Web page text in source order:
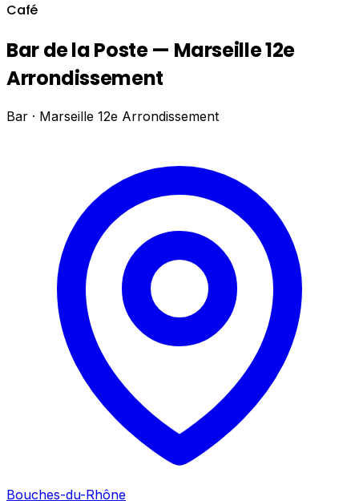
Café
Bar de la Poste — Marseille 12e
Arrondissement
Bar · Marseille 12e Arrondissement
Bouches-du-Rhône